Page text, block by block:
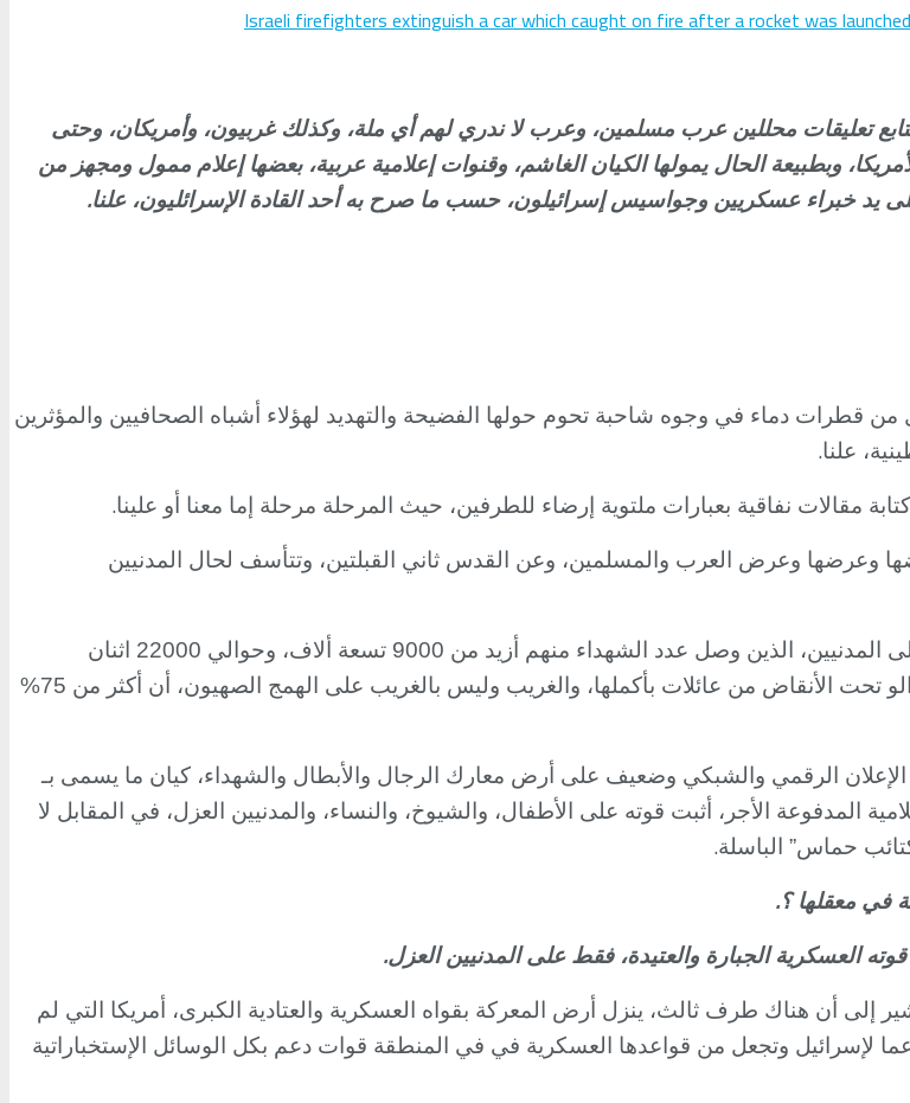
Israeli firefighters extinguish a car which caught on fire after a rocket was
طوفان الأقصى يوم السابع أكتوبر من سنة 2023، ونحن نتابع تعليقات محللين عرب مسلمين، وعرب لا ندري لهم أي ملة، وكذلك غربيون، وأمريكان، وحتى
وبطبيعة الحال يمولها الكيان الغاشم، وقنوات إعلامية عربية، بعضها إعلام ممول ومجهز من
يد خبراء عسكريين وجواسيس إسرائيلون، حسب ما صرح به أحد القادة الإسرائليون، علنا.
قطرات دماء في وجوه شاحبة تحوم حولها الفضيحة والتهديد لهؤلاء أشباه الصحافيين والمؤثرين
علنا.
نفاقية بعبارات ملتوية إرضاء للطرفين، حيث المرحلة مرحلة إما معنا أو علينا.
وعرضها وعرض العرب والمسلمين، وعن القدس ثاني القبلتين، وتتأسف لحال المدنيين
وعبارات، أخرى، تدين الرد الإسرائيلي العنيف و الوحشي الهمجي البربري على المدنيين، الذين وصل عدد الشهداء منهم أزيد من 9000 تسعة ألاف، وحوالي 22000 اثنان
تحت الأنقاض من عائلات بأكملها، والغريب وليس بالغريب على الهمج الصهيون، أن أكثر من 75%
الإعلان الرقمي والشبكي وضعيف على أرض معارك الرجال والأبطال والشهداء، كيان ما يسمى بـ
المدفوعة الأجر، أثبت قوته على الأطفال، والشيوخ، والنساء، والمدنيين العزل، في المقابل لا
حماس” الباسلة.
في معقلها ؟.
العسكرية الجبارة والعتيدة، فقط على المدنيين العزل.
إلى أن هناك طرف ثالث، ينزل أرض المعركة بقواه العسكرية والعتادية الكبرى، أمريكا التي لم
وتجعل من قواعدها العسكرية في في المنطقة قوات دعم بكل الوسائل الإستخباراتية